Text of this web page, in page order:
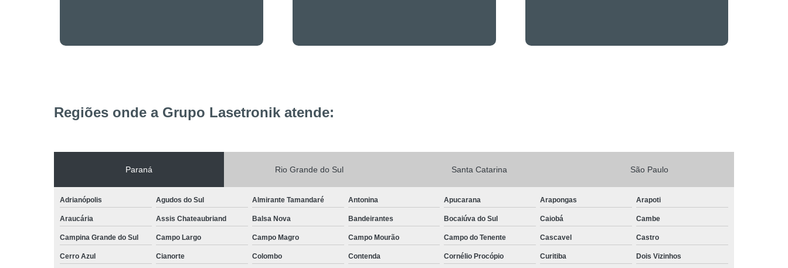
Regiões onde a Grupo Lasetronik atende:
Paraná Rio Grande do Sul Santa Catarina São Paulo
Adrianópolis Agudos do Sul Almirante Tamandaré Antonina Apucarana Arapongas Arapoti
Araucária Assis Chateaubriand Balsa Nova Bandeirantes Bocaiúva do Sul Caiobá Cambe
Campina Grande do Sul Campo Largo Campo Magro Campo Mourão Campo do Tenente Cascavel Castro
Cerro Azul Cianorte Colombo Contenda Cornélio Procópio Curitiba Dois Vizinhos